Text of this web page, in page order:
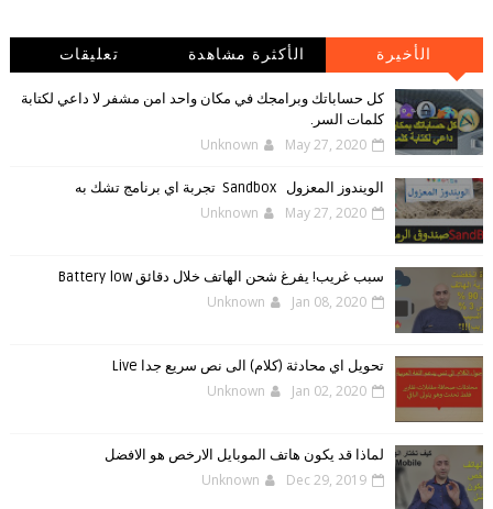
الأخيرة الأكثرة مشاهدة تعليقات
كل حساباتك وبرامجك في مكان واحد امن مشفر لا داعي لكتابة
كلمات السر.
Unknown May 27, 2020
الويندوز ‏المعزول ‏Sandbox ‎ ‎ ‏ ‏تجربة ‏اي ‏برنامج ‏تشك ‏به
Unknown May 27, 2020
سبب غريب! يفرغ شحن الهاتف خلال دقائق Battery low
Unknown Jan 08, 2020
تحويل اي محادثة (كلام) الى نص سريع جدا Live
Unknown Jan 02, 2020
لماذا قد يكون هاتف الموبايل الارخص هو الافضل
Unknown Dec 29, 2019